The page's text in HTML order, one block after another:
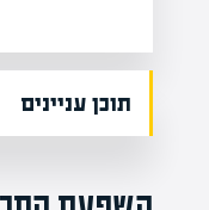
תוכן עניינים